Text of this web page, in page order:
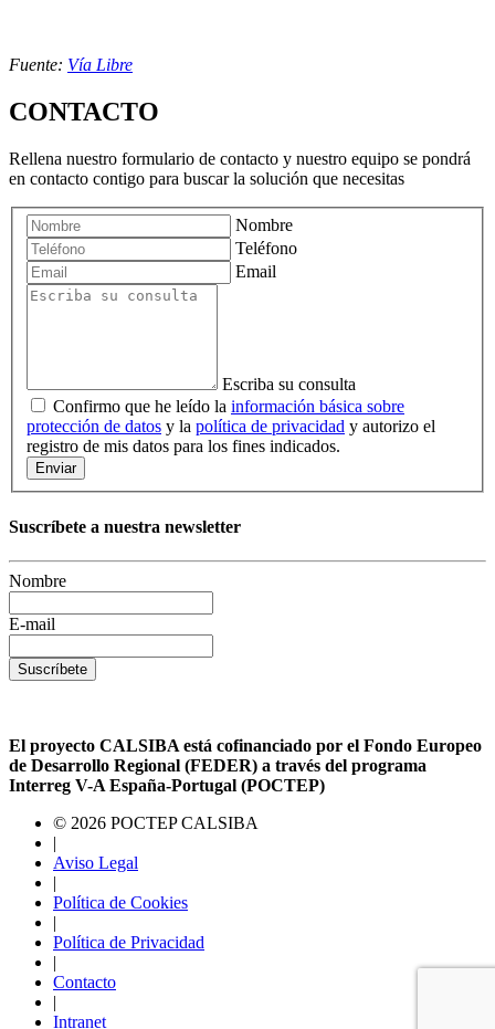
Fuente: Vía Libre
CONTACTO
Rellena nuestro formulario de contacto y nuestro equipo se pondrá
en contacto contigo para buscar la solución que necesitas
Nombre
Teléfono
Email
Escriba su consulta
Confirmo que he leído la información básica sobre
protección de datos y la política de privacidad y autorizo el
registro de mis datos para los fines indicados.
Enviar
Suscríbete a nuestra newsletter
Nombre
E-mail
Suscríbete
El proyecto CALSIBA está cofinanciado por el Fondo Europeo
de Desarrollo Regional (FEDER) a través del programa
Interreg V-A España-Portugal (POCTEP)
© 2026 POCTEP CALSIBA
|
Aviso Legal
|
Política de Cookies
|
Política de Privacidad
|
Contacto
|
Intranet